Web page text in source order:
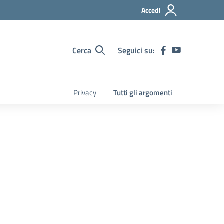
Accedi
Cerca Seguici su:
Privacy Tutti gli argomenti